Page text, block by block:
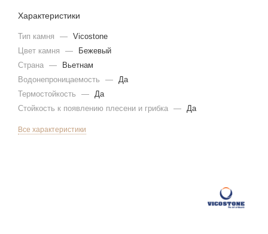
Характеристики
Тип камня — Vicostone
Цвет камня
—
Бежевый
Страна —
Вьетнам
Водонепроницаемость
—
Да
Термостойкость
—
Да
Стойкость к появлению плесени и грибка — Да
Все характеристики